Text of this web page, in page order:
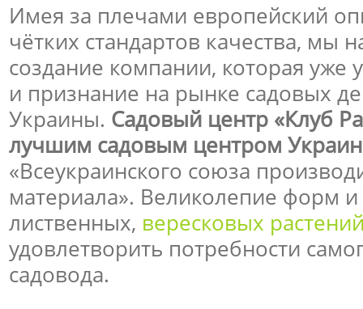
Имея за плечами европейский
чётких стандартов качества, мы
создание компании, которая уже
и признание на рынке садовых
Украины. Садовый центр «Клуб
лучшим садовым центром
«Всеукраинского союза
материала». Великолепие форм
лиственных, вересковых
удовлетворить потребности
садовода.